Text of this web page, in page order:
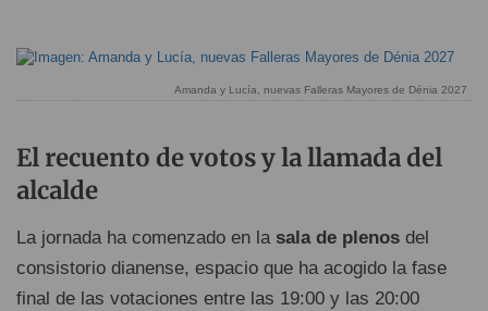
Amanda y Lucía, nuevas Falleras Mayores de Dénia 2027
El recuento de votos y la llamada del
alcalde
La jornada ha comenzado en la sala de plenos del
consistorio dianense, espacio que ha acogido la fase
final de las votaciones entre las 19:00 y las 20:00